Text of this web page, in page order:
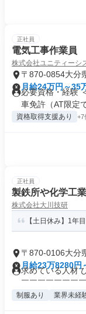
正社員
電気工事作業員
株式会社ユニティーシ
〒870-0854大分
月給24万円～35
必要資格・経験
車免許（AT限定
資格取得支援あり +7
正社員
製鉄所や化学工
株式会社大川技研
【土日休み】1年
〒870-0106大分
月給23万8280円
求めている人材
￣￣￣￣￣￣￣￣
制服あり 業界未経